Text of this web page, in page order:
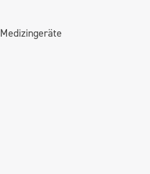
Medizingeräte